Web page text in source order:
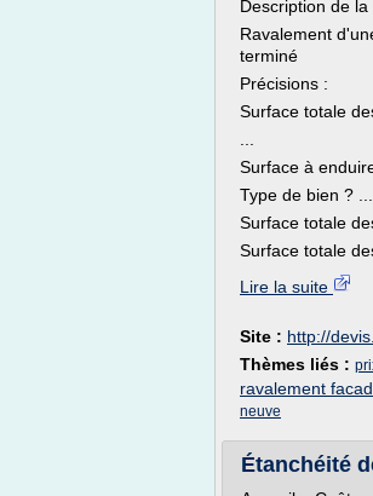
Description de
Ravalement
terminé
Précisions :
Surface totale
Surface à
Type de bien ?
Surface totale
Surface totale
Lire la suite
Site : http://
Thèmes liés :
ravalement
neuve
Étanchéité